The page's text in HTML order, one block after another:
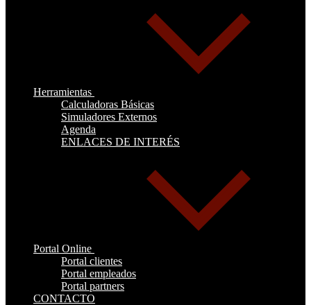
Herramientas
Calculadoras Básicas
Simuladores Externos
Agenda
ENLACES DE INTERÉS
Portal Online
Portal clientes
Portal empleados
Portal partners
CONTACTO